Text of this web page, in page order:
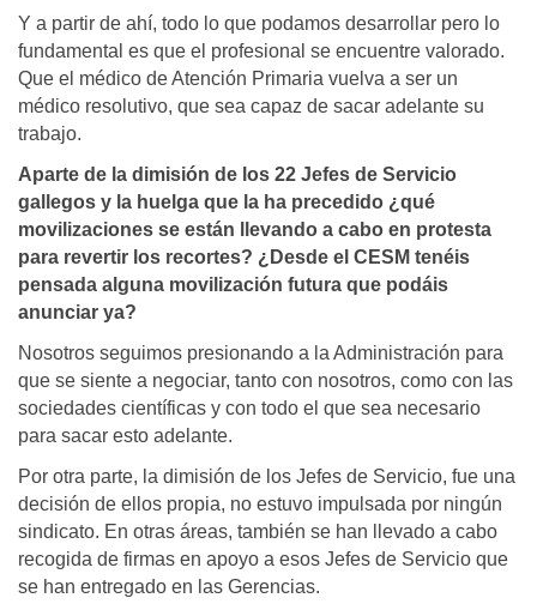
Y a partir de ahí, todo lo que podamos desarrollar pero lo
fundamental es que el profesional se encuentre valorado.
Que el médico de Atención Primaria vuelva a ser un
médico resolutivo, que sea capaz de sacar adelante su
trabajo.
Aparte de la dimisión de los 22 Jefes de Servicio
gallegos y la huelga que la ha precedido ¿qué
movilizaciones se están llevando a cabo en protesta
para revertir los recortes? ¿Desde el CESM tenéis
pensada alguna movilización futura que podáis
anunciar ya?
Nosotros seguimos presionando a la Administración para
que se siente a negociar, tanto con nosotros, como con las
sociedades científicas y con todo el que sea necesario
para sacar esto adelante.
Por otra parte, la dimisión de los Jefes de Servicio, fue una
decisión de ellos propia, no estuvo impulsada por ningún
sindicato. En otras áreas, también se han llevado a cabo
recogida de firmas en apoyo a esos Jefes de Servicio que
se han entregado en las Gerencias.